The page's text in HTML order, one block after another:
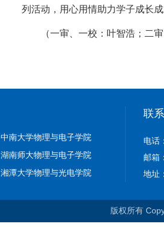
列活动，用心用情助力学子成长
（一审、一校：叶智浩；二
中南大学物理与电子学院
湖南师大物理与电子学院
湘潭大学物理与光电学院
联
电话
邮箱
地址
版权所有